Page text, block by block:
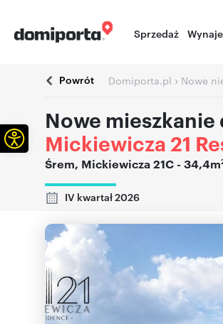
Sprzedaż
Powrót Domiporta.pl › Nowe
Nowe
Mickiewicza 21
Śrem, Mickiewicza 21C - 34,4m
IV kwartał 2026
Otwórz pasek narzędzi